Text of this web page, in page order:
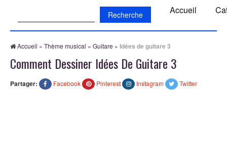
Accueil
Accueil » Thème musical » Guitare » Idées de guitare 3
Comment Dessiner Idées De Guitare 3
Partager: Facebook Pinterest Instagram Twitter